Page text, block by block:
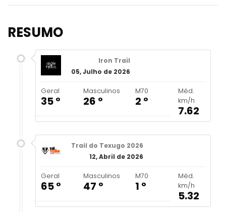
RESUMO
Iron Trail
05, Julho de 2026
Geral
35 º
Masculinos
26 º
M70
2 º
Méd.
km/h
7.62
Trail do Texugo 2026
12, Abril de 2026
Geral
65 º
Masculinos
47 º
M70
1 º
Méd.
km/h
5.32